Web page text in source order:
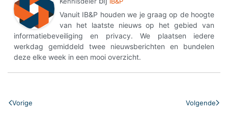
Vanuit IB&P houden we je graag op de hoogte
van het laatste nieuws op het gebied van
informatiebeveiliging en privacy. We plaatsen iedere
werkdag gemiddeld twee nieuwsberichten en bundelen
deze elke week in een mooi overzicht.
Vorige Volgende